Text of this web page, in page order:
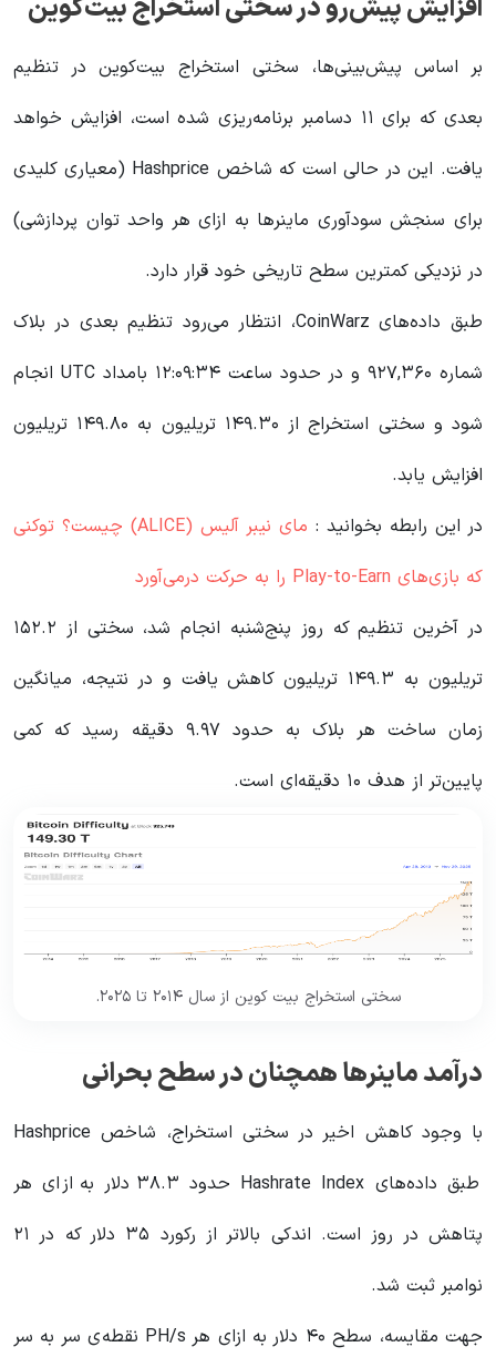
افزایش پیش‌رو در سختی استخراج بیت‌کوین
بر اساس پیش‌بینی‌ها، سختی استخراج بیت‌کوین در تنظیم
بعدی که برای ۱۱ دسامبر برنامه‌ریزی شده است، افزایش خواهد
یافت. این در حالی است که شاخص Hashprice (معیاری کلیدی
برای سنجش سودآوری ماینرها به ازای هر واحد توان پردازشی)
در نزدیکی کمترین سطح تاریخی خود قرار دارد.
طبق داده‌های CoinWarz، انتظار می‌رود تنظیم بعدی در بلاک
شماره ۹۲۷,۳۶۰ و در حدود ساعت ۱۲:۰۹:۳۴ بامداد UTC انجام
شود و سختی استخراج از ۱۴۹.۳۰ تریلیون به ۱۴۹.۸۰ تریلیون
افزایش یابد.
در این رابطه بخوانید‌ :
مای نیبر آلیس (ALICE) چیست؟ توکنی
که بازی‌های Play-to-Earn را به حرکت درمی‌آورد
در آخرین تنظیم که روز پنج‌شنبه انجام شد، سختی از ۱۵۲.۲
تریلیون به ۱۴۹.۳ تریلیون کاهش یافت و در نتیجه، میانگین
زمان ساخت هر بلاک به حدود ۹.۹۷ دقیقه رسید که کمی
پایین‌تر از هدف ۱۰ دقیقه‌ای است.
سختی استخراج بیت کوین از سال ۲۰۱۴ تا ۲۰۲۵.
درآمد ماینرها همچنان در سطح بحرانی
با وجود کاهش اخیر در سختی استخراج، شاخص Hashprice
طبق داده‌های Hashrate Index حدود ۳۸.۳ دلار به ازای هر
پتاهش در روز است. اندکی بالاتر از رکورد ۳۵ دلار که در ۲۱
نوامبر ثبت شد.
جهت مقایسه، سطح ۴۰ دلار به ازای هر PH/s نقطه‌ی سر به سر